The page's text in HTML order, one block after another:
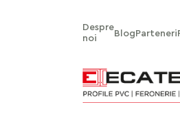
Despre
noi
BlogParteneri